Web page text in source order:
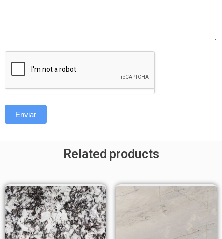
Enviar
Related products